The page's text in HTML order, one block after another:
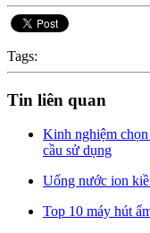
Tags:
Tin liên quan
Kinh nghiệm
cầu sử dụng
Uống nước ion
Top 10 máy hút